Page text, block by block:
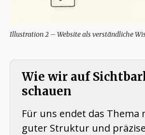
Illustration 2 – Website als verständliche
Wie wir auf
schauen
Für uns endet das Thema
guter Struktur und